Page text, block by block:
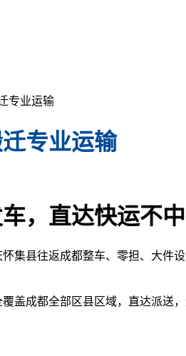
专业运输
专业运输
，直达快运不
县往返成都整车、零担、大件
盖成都全部区县区域，直达派送